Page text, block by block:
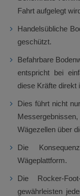
Fahrt aufgelegt
Handelsübliche
geschützt.
Befahrbare
entspricht bei
diese Kräfte direkt
Dies führt nicht
Wägezellen über
Die
Wägeplattform.
Die Rocker-
gewährleisten